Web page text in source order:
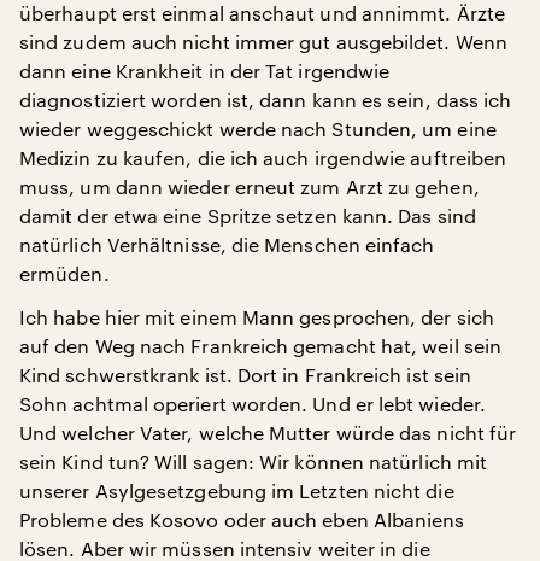
überhaupt erst einmal anschaut und annimmt. Ärzte
sind zudem auch nicht immer gut ausgebildet. Wenn
dann eine Krankheit in der Tat irgendwie
diagnostiziert worden ist, dann kann es sein, dass ich
wieder weggeschickt werde nach Stunden, um eine
Medizin zu kaufen, die ich auch irgendwie auftreiben
muss, um dann wieder erneut zum Arzt zu gehen,
damit der etwa eine Spritze setzen kann. Das sind
natürlich Verhältnisse, die Menschen einfach
ermüden.
Ich habe hier mit einem Mann gesprochen, der sich
auf den Weg nach Frankreich gemacht hat, weil sein
Kind schwerstkrank ist. Dort in Frankreich ist sein
Sohn achtmal operiert worden. Und er lebt wieder.
Und welcher Vater, welche Mutter würde das nicht für
sein Kind tun? Will sagen: Wir können natürlich mit
unserer Asylgesetzgebung im Letzten nicht die
Probleme des Kosovo oder auch eben Albaniens
lösen. Aber wir müssen intensiv weiter in die